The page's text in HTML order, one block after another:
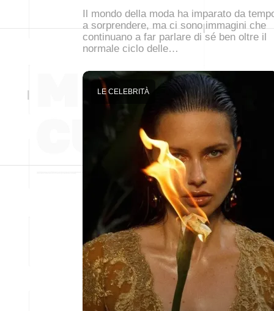
Il mondo della moda ha imparato da
a sorprendere, ma ci sono immagini che
continuano a far parlare di sé ben oltre il
normale ciclo delle…
LE CELEBRITÀ